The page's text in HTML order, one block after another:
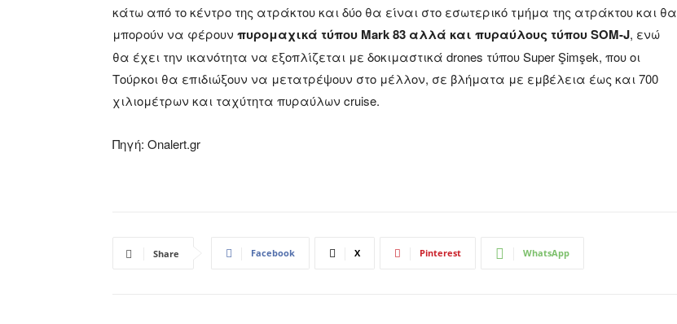
κάτω από το κέντρο της ατράκτου και δύο θα είναι στο εσωτερικό τμήμα της ατράκτου και θα
μπορούν να φέρουν πυρομαχικά τύπου Mark 83 αλλά και πυραύλους τύπου SOM-J, ενώ
θα έχει την ικανότητα να εξοπλίζεται με δοκιμαστικά drones τύπου Super Şimşek, που οι
Τούρκοι θα επιδιώξουν να μετατρέψουν στο μέλλον, σε βλήματα με εμβέλεια έως και 700
χιλιομέτρων και ταχύτητα πυραύλων cruise.
Πηγή: Onalert.gr
Share Facebook X Pinterest WhatsApp